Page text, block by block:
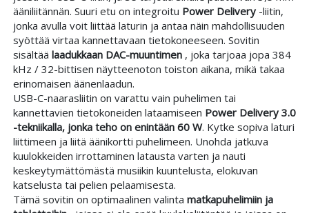
ääniliitännän. Suuri etu on integroitu Power Delivery -liitin,
jonka avulla voit liittää laturin ja antaa näin mahdollisuuden
syöttää virtaa kannettavaan tietokoneeseen. Sovitin
sisältää laadukkaan DAC-muuntimen , joka tarjoaa jopa 384
kHz / 32-bittisen näytteenoton toiston aikana, mikä takaa
erinomaisen äänenlaadun.
USB-C-naarasliitin on varattu vain puhelimen tai
kannettavien tietokoneiden lataamiseen Power Delivery 3.0
-tekniikalla, jonka teho on enintään 60 W. Kytke sopiva laturi
liittimeen ja liitä äänikortti puhelimeen. Unohda jatkuva
kuulokkeiden irrottaminen latausta varten ja nauti
keskeytymättömästä musiikin kuuntelusta, elokuvan
katselusta tai pelien pelaamisesta.
Tämä sovitin on optimaalinen valinta matkapuhelimiin ja